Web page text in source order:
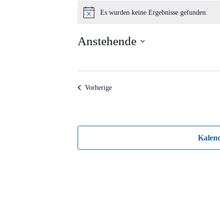
Veranstaltungen
Hinweis
Es wurden keine Ergebnisse gefunden.
Anstehende
VorherigeVeranstaltungen